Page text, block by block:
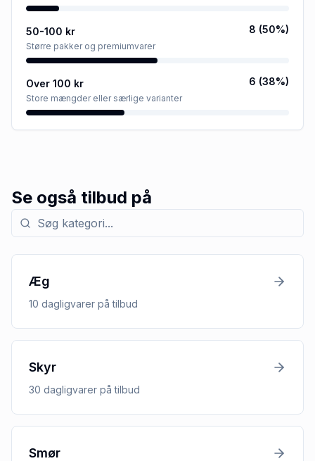
50-100 kr
Større pakker og premiumvarer
8 (50%)
Over 100 kr
Store mængder eller særlige varianter
6 (38%)
Se også tilbud på
Søg efter kategori med tilbud
Æg
10 dagligvarer på tilbud
Skyr
30 dagligvarer på tilbud
Smør